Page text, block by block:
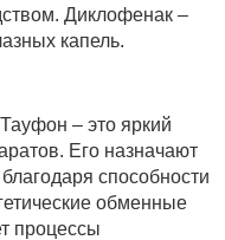
Диклофенак –
капель.
– это яркий
Его назначают
способности
обменные
процессы